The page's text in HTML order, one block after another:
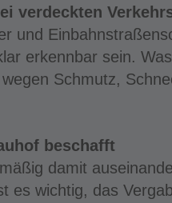
verdeckten
und
erkennbar sein.
Schmutz,
beschafft
damit
es wichtig, das